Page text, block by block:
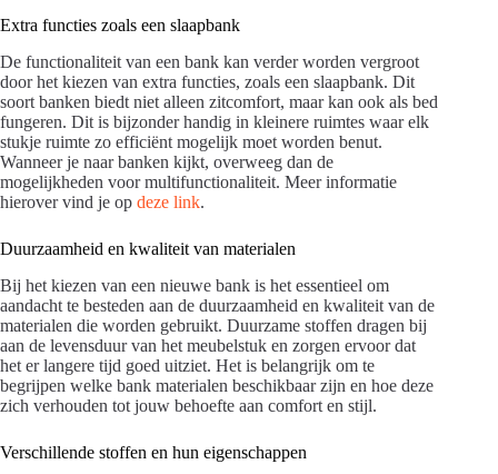
Extra functies zoals een slaapbank
De functionaliteit van een bank kan verder worden vergroot
door het kiezen van extra functies, zoals een slaapbank. Dit
soort banken biedt niet alleen zitcomfort, maar kan ook als bed
fungeren. Dit is bijzonder handig in kleinere ruimtes waar elk
stukje ruimte zo efficiënt mogelijk moet worden benut.
Wanneer je naar banken kijkt, overweeg dan de
mogelijkheden voor multifunctionaliteit. Meer informatie
hierover vind je op deze link.
Duurzaamheid en kwaliteit van materialen
Bij het kiezen van een nieuwe bank is het essentieel om
aandacht te besteden aan de duurzaamheid en kwaliteit van de
materialen die worden gebruikt. Duurzame stoffen dragen bij
aan de levensduur van het meubelstuk en zorgen ervoor dat
het er langere tijd goed uitziet. Het is belangrijk om te
begrijpen welke bank materialen beschikbaar zijn en hoe deze
zich verhouden tot jouw behoefte aan comfort en stijl.
Verschillende stoffen en hun eigenschappen